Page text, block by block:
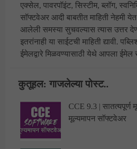
एक्सेल, पावरपॉइंट, सिस्टीम, ब्लॉग,
सॉफ्टवेअर आदी बाबतीत माहिती नेहमी
आलेली समस्या सुचवल्यास त्यास उत्तर
इतरांनाही या साईटची माहिती द्यावी.
ईमेलद्वारे मिळवण्यासाठी येथे आपला ईमेल
कुतूहल: गाजलेल्या पोस्ट..
CCE 9.3 | सातत्यपूर्ण
मूल्यमापन सॉफ्टवेअर